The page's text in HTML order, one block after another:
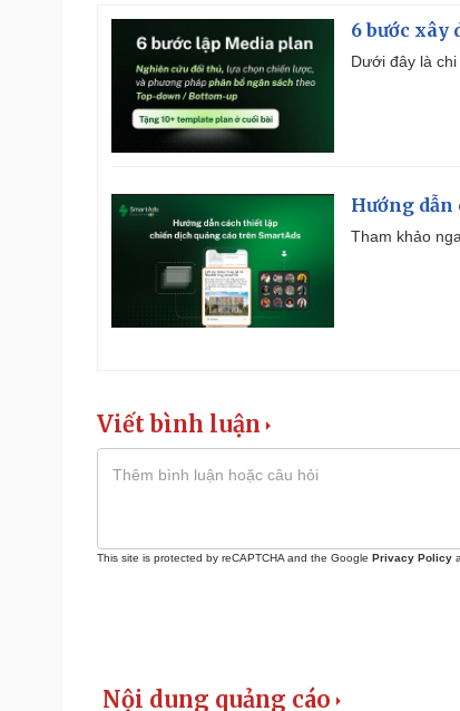
Cải chính 6 bước xây
Dưới đây là
Hướng dẫn
Tham khảo
Viết bình luận
This site is protected by reCAPTCHA and the Google Privacy Policy